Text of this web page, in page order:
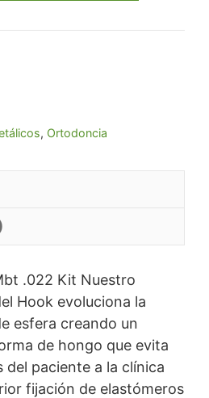
, Ortodoncia
.022 Kit Nuestro
Hook evoluciona la
esfera creando un
de hongo que evita
del paciente a la clínica
fijación de elastómeros